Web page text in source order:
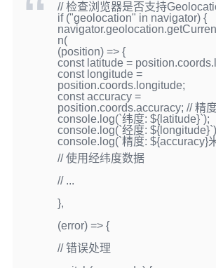
// 检查浏览器是否支持
if ("geolocation" in navigator) {
n(
(position) => {
const latitude =
const longitude =
position.coords.longitude;
const accuracy =
position.coords.accuracy; // 精度
console.log(`纬度: ${latitude}`);
console.log(`经度:
console.log(`精度: ${accuracy}
// 使用经纬度数据
// ...
},
(error) => {
// 错误处理